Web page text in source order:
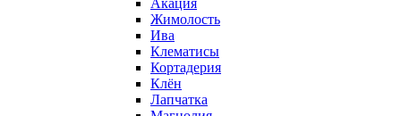
Акация
Жимолость
Ива
Клематисы
Кортадерия
Клён
Лапчатка